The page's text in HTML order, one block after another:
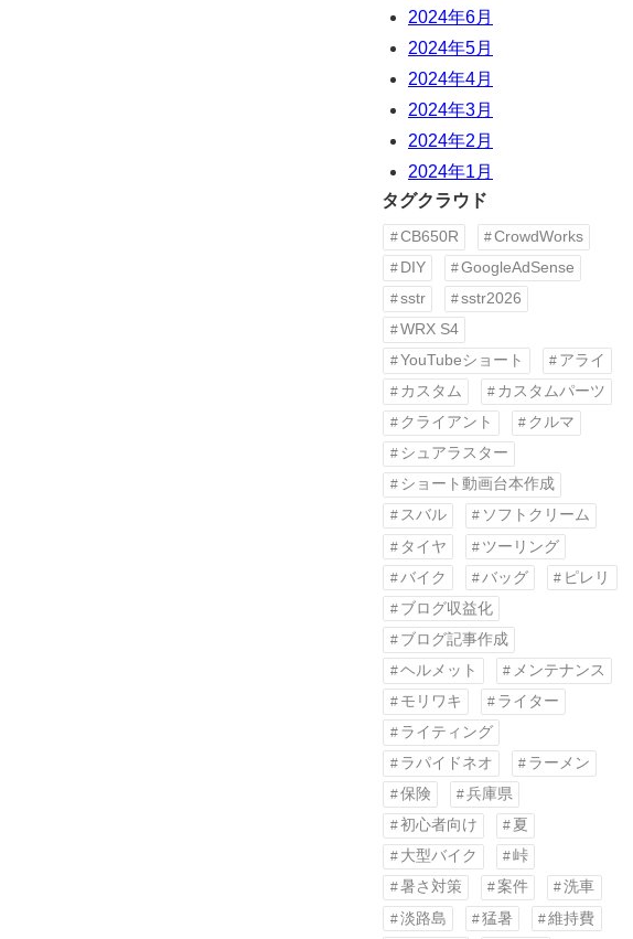
2024年6月
2024年5月
2024年4月
2024年3月
2024年2月
2024年1月
タグクラウド
CB650R
CrowdWorks
DIY
GoogleAdSense
sstr
sstr2026
WRX S4
YouTubeショート
アライ
カスタム
カスタムパーツ
クライアント
クルマ
シュアラスター
ショート動画台本作成
スバル
ソフトクリーム
タイヤ
ツーリング
バイク
バッグ
ピレリ
ブログ収益化
ブログ記事作成
ヘルメット
メンテナンス
モリワキ
ライター
ライティング
ラパイドネオ
ラーメン
保険
兵庫県
初心者向け
夏
大型バイク
峠
暑さ対策
案件
洗車
淡路島
猛暑
維持費